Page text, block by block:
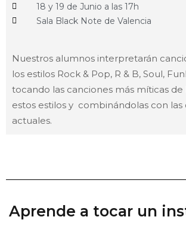
18 y 19 de Junio a las 17h
Sala Black Note de Valencia
Nuestros alumnos interpretarán
los estilos Rock & Pop, R & B, Soul,
tocando las canciones más míticas de
estos estilos y combinándolas con las
actuales.
Aprende a tocar un